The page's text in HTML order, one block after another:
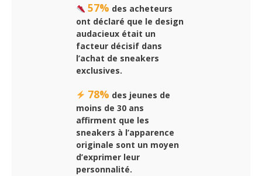
57% des acheteurs
ont déclaré que le design
audacieux était un
facteur décisif dans
l’achat de sneakers
exclusives.
78% des jeunes de
moins de 30 ans
affirment que les
sneakers à l’apparence
originale sont un moyen
d’exprimer leur
personnalité.